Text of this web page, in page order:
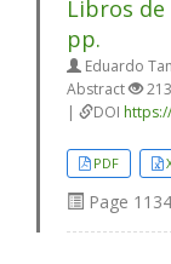
Libros de
pp.
Eduardo
Abstract
|
DOI
PDF
Page